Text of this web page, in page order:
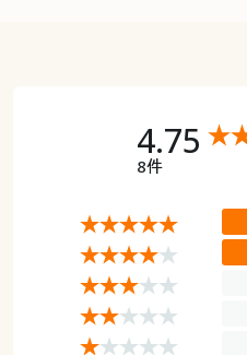
4.75
8件